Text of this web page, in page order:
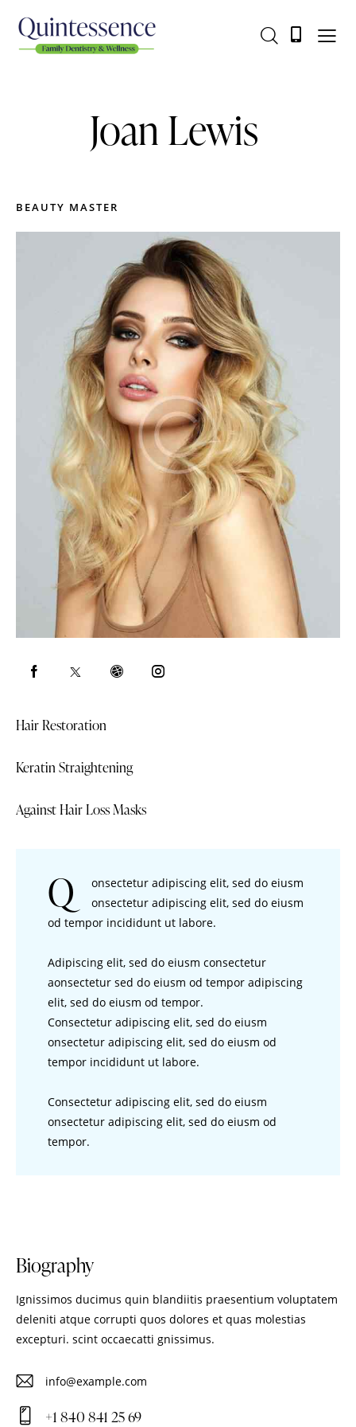
Joan Lewis
BEAUTY MASTER
Hair Restoration
Keratin Straightening
Against Hair Loss Masks
Q
onsectetur adipiscing elit, sed do eiusm
onsectetur adipiscing elit, sed do eiusm
od tempor incididunt ut labore.
Adipiscing elit, sed do eiusm consectetur
aonsectetur sed do eiusm od tempor adipiscing
elit, sed do eiusm od tempor.
Consectetur adipiscing elit, sed do eiusm
onsectetur adipiscing elit, sed do eiusm od
tempor incididunt ut labore.
Consectetur adipiscing elit, sed do eiusm
onsectetur adipiscing elit, sed do eiusm od
tempor.
Biography
Ignissimos ducimus quin blandiitis praesentium voluptatem
deleniti atque corrupti quos dolores et quas molestias
excepturi. scint occaecatti gnissimus.
E-
info@example.com
+1 840 841 25 69